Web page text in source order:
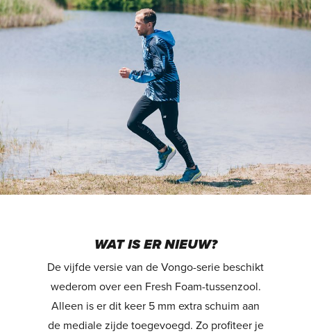
WAT IS ER NIEUW?
De vijfde versie van de Vongo-serie beschikt
wederom over een Fresh Foam-tussenzool.
Alleen is er dit keer 5 mm extra schuim aan
de mediale zijde toegevoegd. Zo profiteer je